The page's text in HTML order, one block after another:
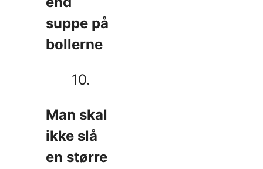
suppe på
bollerne
10.
Man skal
ikke slå
en større